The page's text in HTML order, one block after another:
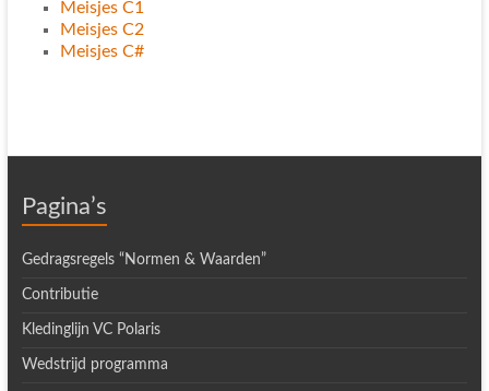
Meisjes C1
Meisjes C2
Meisjes C#
Pagina’s
Gedragsregels “Normen & Waarden”
Contributie
Kledinglijn VC Polaris
Wedstrijd programma